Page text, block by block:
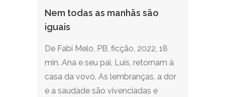
Nem todas as manhãs são
iguais
De Fabi Melo, PB, ficção, 2022, 18
min. Ana e seu pai, Luís, retornam à
casa da vovó. As lembranças, a dor
e a saudade são vivenciadas e